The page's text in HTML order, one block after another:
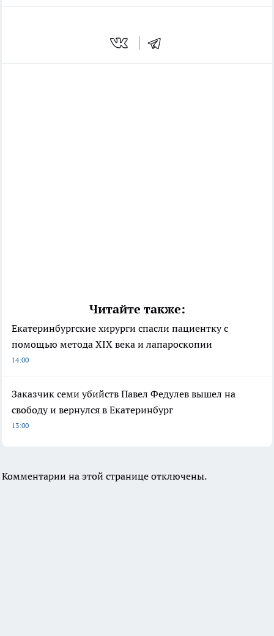
Читайте также:
Екатеринбургские хирурги спасли пациентку с
помощью метода XIX века и лапароскопии
14:00
Заказчик семи убийств Павел Федулев вышел на
свободу и вернулся в Екатеринбург
13:00
Комментарии на этой странице отключены.